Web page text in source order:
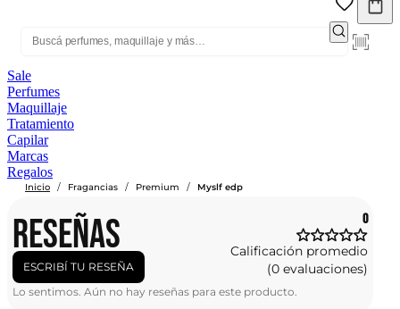
Sale
Perfumes
Maquillaje
Tratamiento
Capilar
Marcas
Regalos
Inicio / Fragancias / Premium / Myslf edp
RESEÑAS
ESCRIBÍ TU RESEÑA
0
Calificación promedio
(0 evaluaciones)
Lo sentimos. Aún no hay reseñas para este producto.